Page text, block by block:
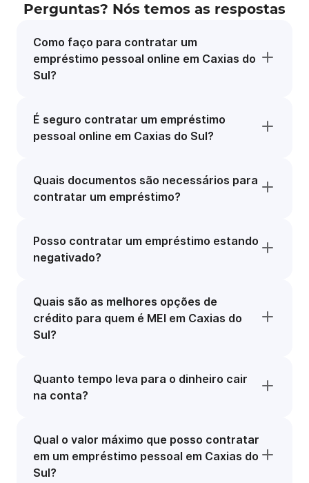
Perguntas? Nós temos as respostas
Como faço para contratar um
empréstimo pessoal online em Caxias do
Sul?
É seguro contratar um empréstimo
pessoal online em Caxias do Sul?
Quais documentos são necessários para
contratar um empréstimo?
Posso contratar um empréstimo estando
negativado?
Quais são as melhores opções de
crédito para quem é MEI em Caxias do
Sul?
Quanto tempo leva para o dinheiro cair
na conta?
Qual o valor máximo que posso contratar
em um empréstimo pessoal em Caxias do
Sul?